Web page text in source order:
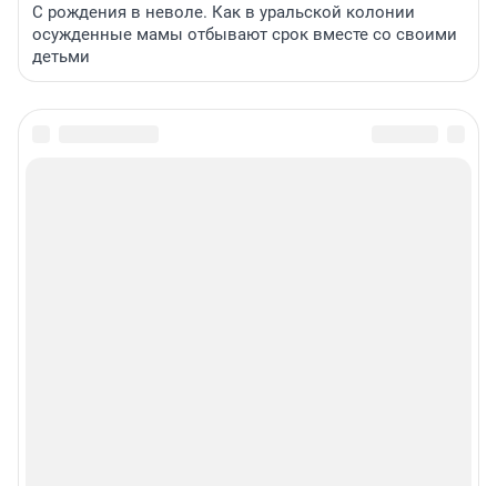
С рождения в неволе. Как в уральской колонии
осужденные мамы отбывают срок вместе со своими
детьми